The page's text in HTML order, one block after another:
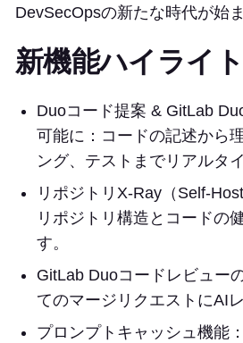
DevSecOpsの新たな時代が始
新機能ハイライト
Duoコード提案 & GitLab
可能に：コードの記述から
ング、テストまでリアルタ
リポジトリX-Ray（Self-
リポジトリ構造とコードの
す。
GitLab Duoコードレビュー
てのマージリクエストにAI
プロンプトキャッシュ機能